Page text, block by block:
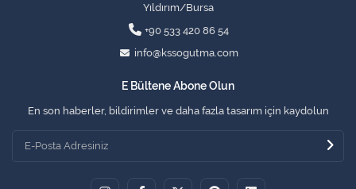
Yıldırım/Bursa
+90 533 420 86 54
info@kssogutma.com
E Bültene Abone Olun
En son haberler, bildirimler ve daha fazla tasarım için kaydolun